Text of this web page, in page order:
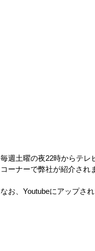
毎週土曜の夜22時からテレ
コーナーで弊社が紹介され
なお、Youtubeにアップさ